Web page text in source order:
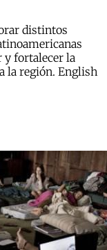
distintos
y fortalecer la
la región. English